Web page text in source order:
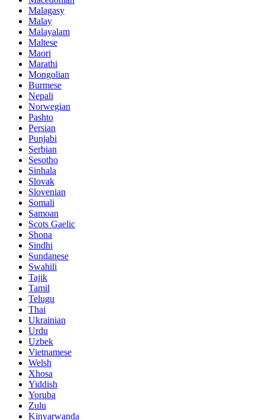
Malagasy
Malay
Malayalam
Maltese
Maori
Marathi
Mongolian
Burmese
Nepali
Norwegian
Pashto
Persian
Punjabi
Serbian
Sesotho
Sinhala
Slovak
Slovenian
Somali
Samoan
Scots Gaelic
Shona
Sindhi
Sundanese
Swahili
Tajik
Tamil
Telugu
Thai
Ukrainian
Urdu
Uzbek
Vietnamese
Welsh
Xhosa
Yiddish
Yoruba
Zulu
Kinyarwanda